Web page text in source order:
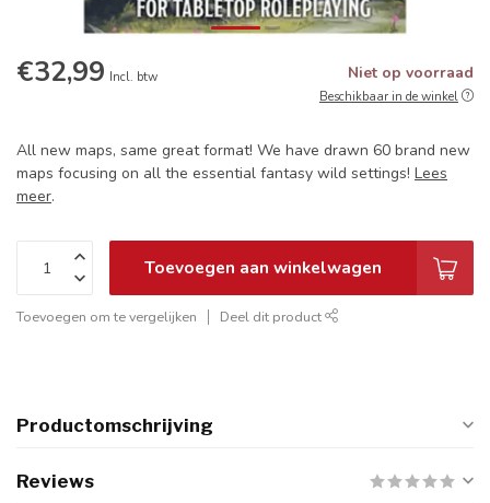
€32,99 Incl. btw Niet op voorraad
Beschikbaar in de winkel
All new maps, same great format! We have drawn 60 brand new
maps focusing on all the essential fantasy wild settings! Lees
meer.
Toevoegen aan winkelwagen
Toevoegen om te vergelijken Deel dit product
Productomschrijving
Reviews